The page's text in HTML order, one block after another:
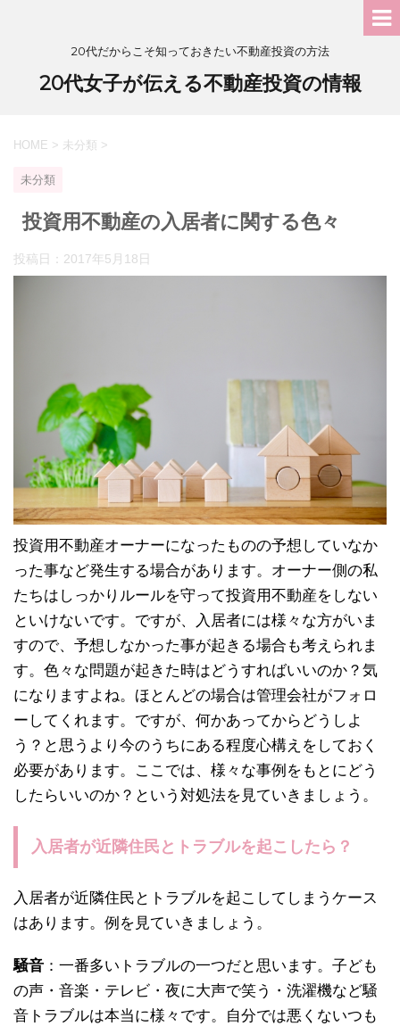
20代だからこそ知っておきたい不動産投資の方法
20代女子が伝える不動産投資の情報
HOME > 未分類 >
未分類
投資用不動産の入居者に関する色々
投稿日： 2017年5月18日
投資用不動産オーナーになったものの予想していなか
った事など発生する場合があります。オーナー側の私
たちはしっかりルールを守って投資用不動産をしない
といけないです。ですが、入居者には様々な方がいま
すので、予想しなかった事が起きる場合も考えられま
す。色々な問題が起きた時はどうすればいいのか？気
になりますよね。ほとんどの場合は管理会社がフォロ
ーしてくれます。ですが、何かあってからどうしよ
う？と思うより今のうちにある程度心構えをしておく
必要があります。ここでは、様々な事例をもとにどう
したらいいのか？という対処法を見ていきましょう。
入居者が近隣住民とトラブルを起こしたら？
入居者が近隣住民とトラブルを起こしてしまうケース
はあります。例を見ていきましょう。
騒音 ：一番多いトラブルの一つだと思います。子ども
の声・音楽・テレビ・夜に大声で笑う・洗濯機など騒
音トラブルは本当に様々です。自分では悪くないつも